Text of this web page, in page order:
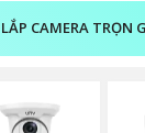
LẮP CAMERA TRỌN